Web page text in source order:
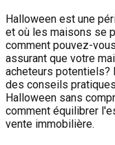
Halloween est une
et où les maisons se
comment pouvez-
assurant que votre
acheteurs potentiels?
des conseils
Halloween sans
comment équilibrer
vente immobilière.